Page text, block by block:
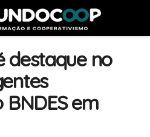
destaque no
em